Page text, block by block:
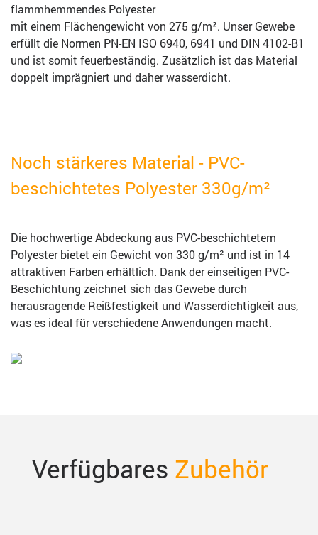
flammhemmendes Polyester
mit einem Flächengewicht von 275 g/m². Unser Gewebe
erfüllt die Normen PN-EN ISO 6940, 6941 und DIN 4102-B1
und ist somit feuerbeständig. Zusätzlich ist das Material
doppelt imprägniert und daher wasserdicht.
Noch stärkeres Material - PVC-
beschichtetes Polyester 330g/m²
Die hochwertige Abdeckung aus PVC-beschichtetem
Polyester bietet ein Gewicht von 330 g/m² und ist in 14
attraktiven Farben erhältlich. Dank der einseitigen PVC-
Beschichtung zeichnet sich das Gewebe durch
herausragende Reißfestigkeit und Wasserdichtigkeit aus,
was es ideal für verschiedene Anwendungen macht.
Verfügbares Zubehör